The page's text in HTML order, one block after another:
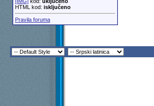
HTML kod: isključeno
Pravila foruma